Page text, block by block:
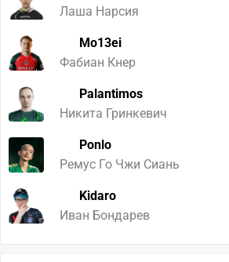
Лаша Нарсия
Mo13ei
Фабиан Кнер
Palantimos
Никита Гринкевич
Ponlo
Ремус Го Чжи Сиань
Kidaro
Иван Бондарев